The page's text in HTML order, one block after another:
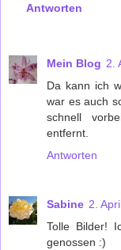
Antworten
Mein Blog 2.
Da kann ich
war es auch
schnell
entfernt.
Antworten
Sabine 2.
Tolle Bilder!
genossen :)